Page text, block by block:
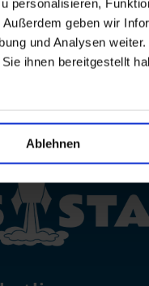
personalisieren,
geben wir
und Analysen
ihnen bereitgestellt
Ablehnen